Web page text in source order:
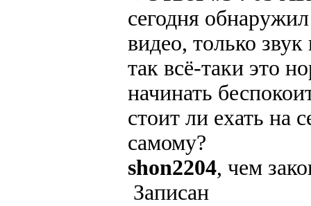
сегодня
видео, только
так всё-таки это
начинать
стоит ли ехать на
самому?
shon2204, чем
Записан